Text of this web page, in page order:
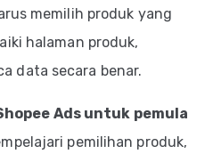
memilih produk yang
halaman produk,
data secara benar.
Ads untuk pemula
pemilihan produk,